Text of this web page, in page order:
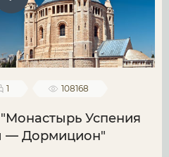
1 108168
Успения
— Дормицион"